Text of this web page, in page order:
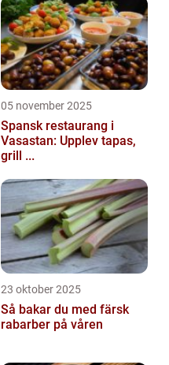
05 november 2025
Spansk restaurang i
Vasastan: Upplev tapas,
grill ...
23 oktober 2025
Så bakar du med färsk
rabarber på våren